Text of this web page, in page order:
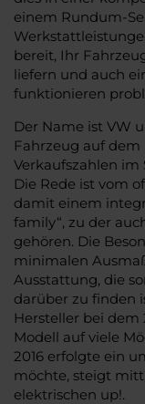
einem Rundum-
bereit, Ihr
liefern und auch
funktionieren
Der Name ist VW
Fahrzeug auf
Verkaufszahlen
Die Rede ist vom
damit einem
family“, zu der
gehören. Die
minimalen
Ausstattung, die
darüber zu finden
Hersteller bei dem
Modell auf viele
2016 erfolgte ein
möchte, steigt
elektrischen up!.